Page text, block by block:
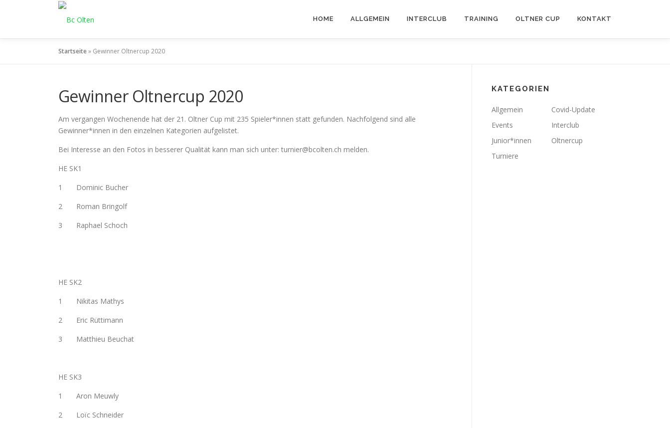
HOME ALLGEMEIN INTERCLUB TRAINING OLTNER CUP KONTAKT
Startseite» Gewinner Oltnercup 2020
Gewinner Oltnercup 2020
Am vergangen Wochenende hat der 21. Oltner Cup mit 235 Spieler*innen statt gefunden. Nachfolgend sind alle
Gewinner*innen in den einzelnen Kategorien aufgelistet.
Bei Interesse an den Fotos in besserer Qualität kann man sich unter: turnier@bcolten.ch melden.
HE SK1
1 Dominic Bucher
2 Roman Bringolf
3 Raphael Schoch
HE SK2
1 Nikitas Mathys
2 Eric Rüttimann
3 Matthieu Beuchat
HE SK3
1 Aron Meuwly
2 Loïc Schneider
KATEGORIEN
Allgemein
Covid-Update
Events
Interclub
Junior*innen
Oltnercup
Turniere